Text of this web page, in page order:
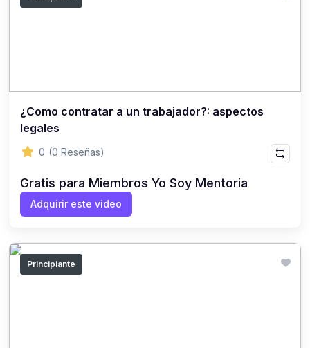
¿Como contratar a un trabajador?: aspectos
legales
0 (0 Reseñas)
Gratis para Miembros Yo Soy Mentoria
Adquirir este video
Principiante